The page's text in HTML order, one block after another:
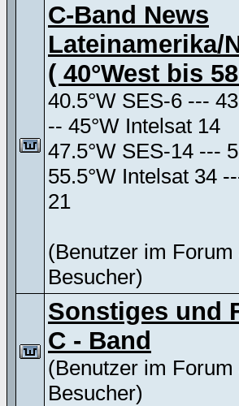
C-Band News
Lateinamerika/
( 40°West bis
40.5°W SES-6 ---
-- 45°W Intelsat 14
47.5°W SES-14 ---
55.5°W Intelsat 34
21
(Benutzer im Forum
Besucher)
Sonstiges und
C - Band
(Benutzer im Forum
Besucher)